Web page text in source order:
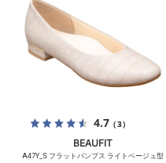
4.7（3）
BEAUFIT
A47Y_S フラットパンプス ライトベージュ型